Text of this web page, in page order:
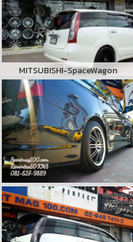
MITSUBISHI-SpaceWagon